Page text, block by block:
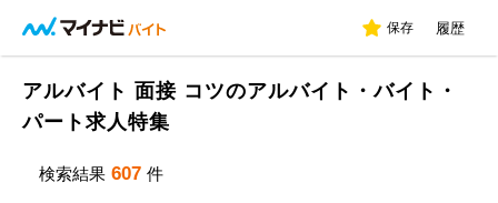
保存 履歴
アルバイト 面接 コツのアルバイト・バイト・
パート求人特集
検索結果 607 件